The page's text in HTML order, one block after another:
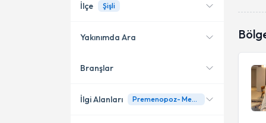
İlçe Şişli
Kadıköy
Büyükçekmece
Yakınımda Ara
Konumuma yakın uzmanları
Branşlar
İlgi Alanları Premenopoz- Menopoz- Postmenopoz Döneminde Beslenme Danışmanlığı